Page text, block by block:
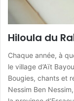
Hiloula du
Chaque année, à
le village d’Aït
Bougies, chants et
Nessim Ben